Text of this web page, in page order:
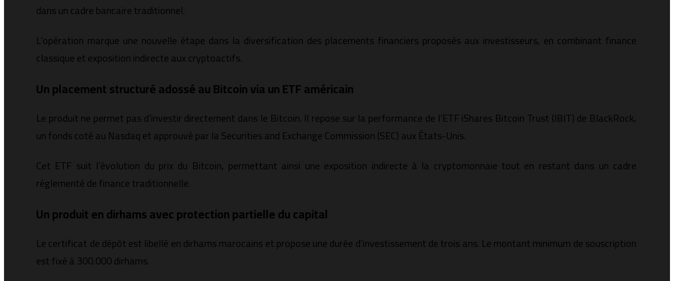
dans un cadre bancaire traditionnel.
L’opération marque une nouvelle étape dans la diversification des placements financiers proposés aux investisseurs, en combinant finance
classique et exposition indirecte aux cryptoactifs.
Un placement structuré adossé au Bitcoin via un ETF américain
Le produit ne permet pas d’investir directement dans le Bitcoin. Il repose sur la performance de l’ETF iShares Bitcoin Trust (IBIT) de BlackRock,
un fonds coté au Nasdaq et approuvé par la Securities and Exchange Commission (SEC) aux États-Unis.
Cet ETF suit l’évolution du prix du Bitcoin, permettant ainsi une exposition indirecte à la cryptomonnaie tout en restant dans un cadre
réglementé de finance traditionnelle.
Un produit en dirhams avec protection partielle du capital
Le certificat de dépôt est libellé en dirhams marocains et propose une durée d’investissement de trois ans. Le montant minimum de souscription
est fixé à 300.000 dirhams.